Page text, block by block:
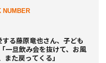
NUMBER
る藤原竜也さん、子ども
一旦飲み会を抜けて、お風
また戻ってくる」